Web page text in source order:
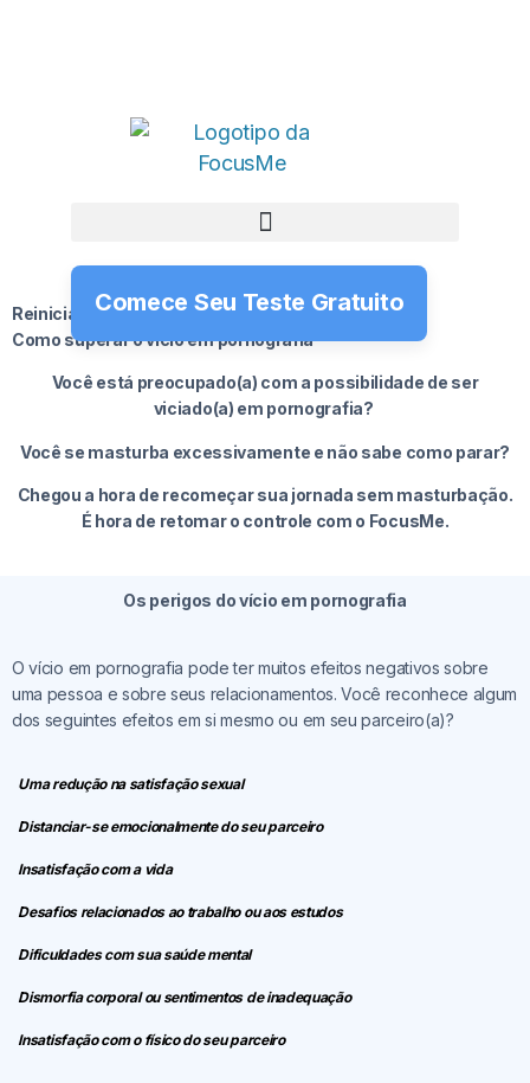
Comece Seu Teste Gratuito
Reiniciar o Nofap –
Como superar o vício em pornografia
Você está preocupado(a) com a possibilidade de ser
viciado(a) em pornografia?
Você se masturba excessivamente e não sabe como parar?
Chegou a hora de recomeçar sua jornada sem masturbação.
É hora de retomar o controle com o FocusMe.
Os perigos do vício em pornografia
O vício em pornografia pode ter muitos efeitos negativos sobre
uma pessoa e sobre seus relacionamentos. Você reconhece algum
dos seguintes efeitos em si mesmo ou em seu parceiro(a)?
Uma redução na satisfação sexual
Distanciar-se emocionalmente do seu parceiro
Insatisfação com a vida
Desafios relacionados ao trabalho ou aos estudos
Dificuldades com sua saúde mental
Dismorfia corporal ou sentimentos de inadequação
Insatisfação com o físico do seu parceiro